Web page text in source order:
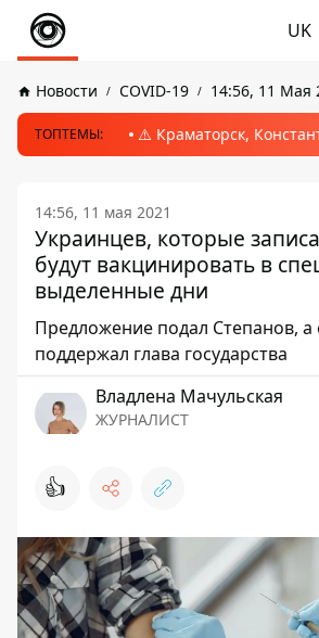
UK
Новости COVID-19 14:56, 11 Мая
ТОПТЕМЫ: ⚠️ Краматорск,
14:56, 11 мая 2021
Украинцев, которые
будут вакцинировать в
выделенные дни
Предложение подал Степанов, а
поддержал глава государства
Владлена Мачульская
ЖУРНАЛИСТ
👍